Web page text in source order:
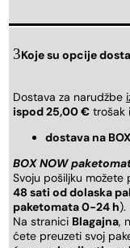
Koje su opcije
Dostava za narudžbe
ispod 25,00 € trošak
dostava na
BOX NOW
Svoju pošiljku možete
48 sati od dolaska
paketomata 0-24 h).
Na stranici Blagajna,
ćete preuzeti svoj